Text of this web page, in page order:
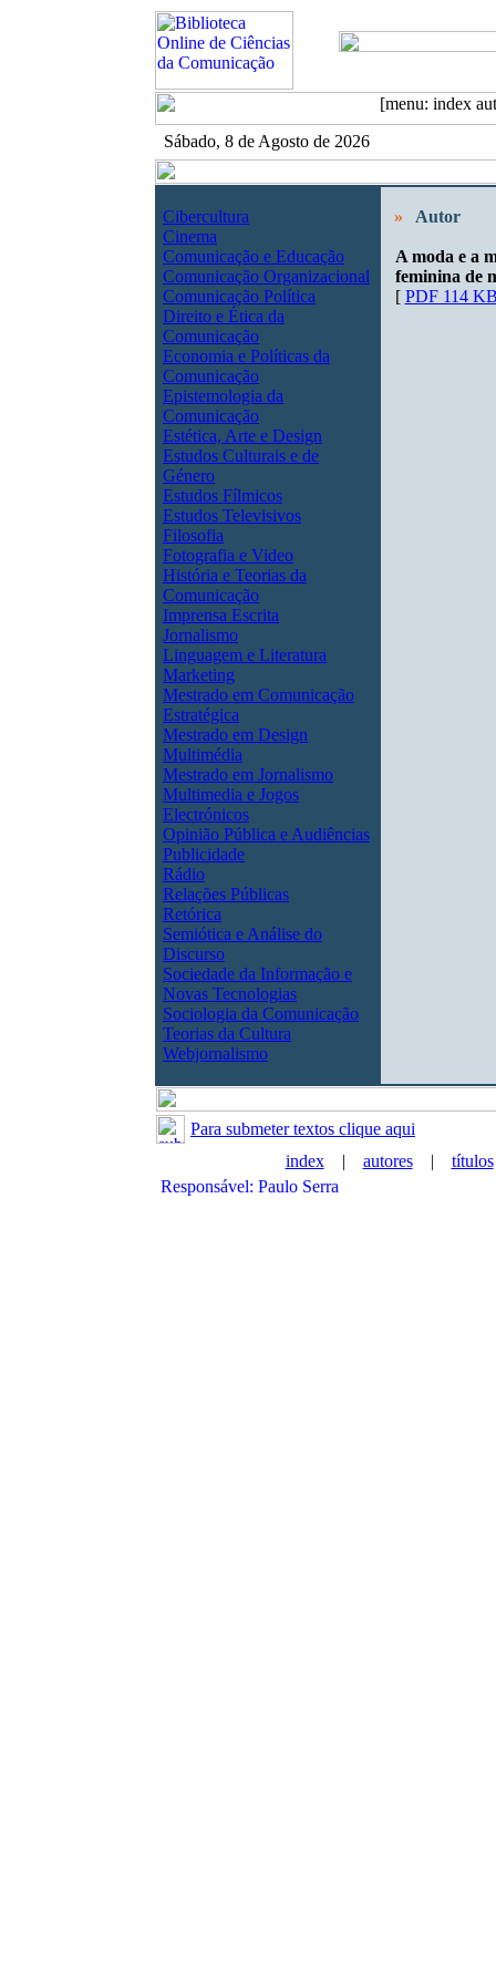
Sábado, 8 de Agosto de 2026
Cibercultura
Cinema
Comunicação e Educação
Comunicação Organizacional
Comunicação Política
Direito e Ética da
Comunicação
Economia e Políticas da
Comunicação
Epistemologia da
Comunicação
Estética, Arte e Design
Estudos Culturais e de
Género
Estudos Fílmicos
Estudos Televisivos
Filosofia
Fotografia e Video
História e Teorias da
Comunicação
Imprensa Escrita
Jornalismo
Linguagem e Literatura
Marketing
Mestrado em Comunicação
Estratégica
Mestrado em Design
Multimédia
Mestrado em Jornalismo
Multimedia e Jogos
Electrónicos
Opinião Pública e Audiências
Publicidade
Rádio
Relações Públicas
Retórica
Semiótica e Análise do
Discurso
Sociedade da Informação e
Novas Tecnologias
Sociologia da Comunicação
Teorias da Cultura
Webjornalismo
» Autor
A moda e a
feminina de
[ PDF 114
Para submeter textos clique aqui
index| autores| títulos